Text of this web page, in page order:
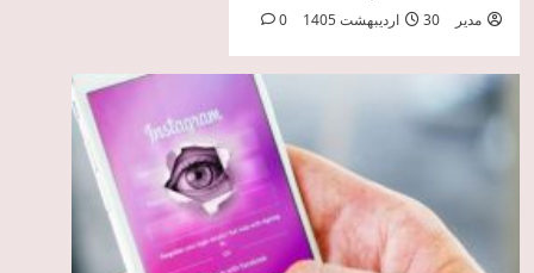
مدیر 30 اردیبهشت 1405 0